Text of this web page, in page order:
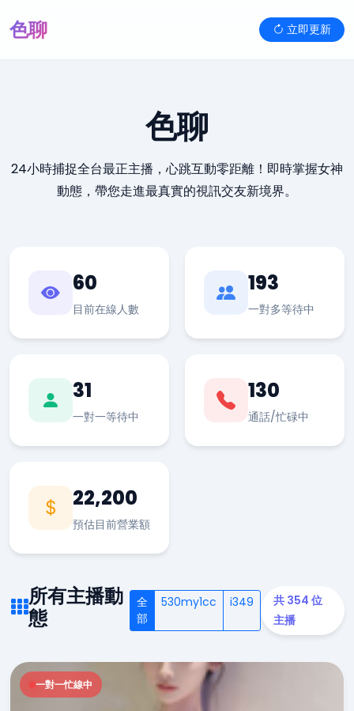
色聊 立即更新
色聊
24小時捕捉全台最正主播，心跳互動零距離！即時掌握女神
動態，帶您走進最真實的視訊交友新境界。
60
目前在線人數
193
一對多等待中
31
一對一等待中
130
通話/忙碌中
22,200
預估目前營業額
所有主播動
態
全
部
530my1cc i349
共 354 位
主播
一對一忙線中